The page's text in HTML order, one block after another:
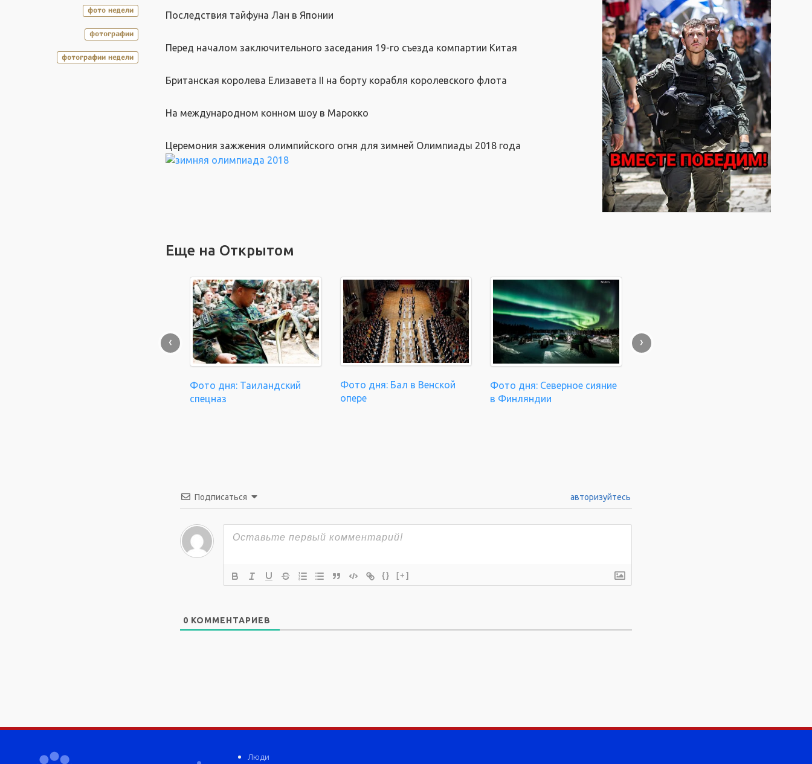
фото недели
фотографии
фотографии недели
Последствия тайфуна Лан в Японии
Перед началом заключительного заседания 19-го съезда компартии Китая
Британская королева Елизавета II на борту корабля королевского флота
На международном конном шоу в Марокко​
Церемония зажжения олимпийского огня для зимней Олимпиады 2018 года
Еще на Открытом
Фото дня: Таиландский
спецназ
Фото дня: Бал в Венской
опере
Фото дня: Северное сияние
в Финляндии
‹ ›
Подписаться авторизуйтесь
{} [+]
0 КОММЕНТАРИЕВ
Люди